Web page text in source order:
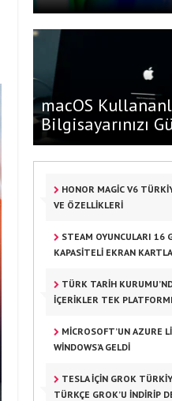
macOS
Bilgisayarınızı
HONOR MAGIC V6
VE ÖZELLIKLERI
STEAM OYUNCULARI 16
KAPASITELI EKRAN
TÜRK TARIH
IÇERIKLER TEK
MICROSOFT’UN AZURE
WINDOWS’A GELDI
TESLA IÇIN GROK
TÜRKÇE GROK’U İNDIRIP